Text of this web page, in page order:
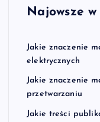
Najowsze
Jakie znaczenie
elektrycznych
Jakie znaczenie
przetwarzaniu
Jakie treści